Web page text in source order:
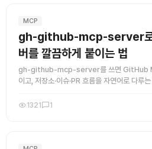
MCP
gh-github-mcp-server
버를 깔끔하게 붙이는 법
gh-github-mcp-server를 쓰면 GitHub
이고, 저장소·이슈·PR 흐름을 자연어로 다루
1321 1